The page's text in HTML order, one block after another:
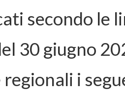
secondo le
30 giugno
regionali i